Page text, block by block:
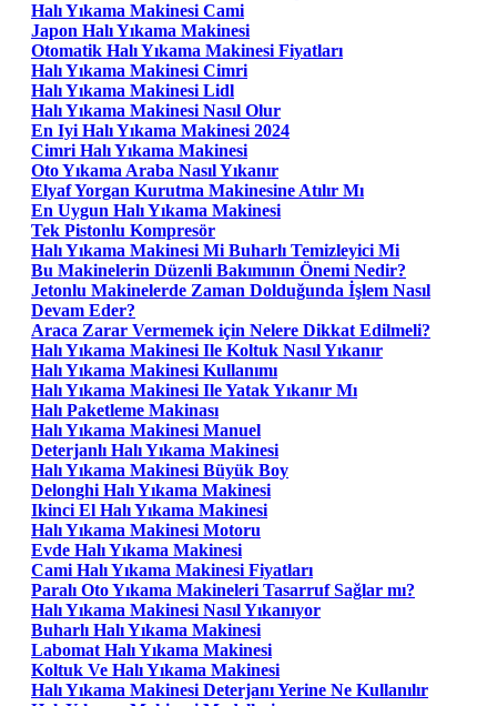
Halı Yıkama Makinesi Cami
Japon Halı Yıkama Makinesi
Otomatik Halı Yıkama Makinesi Fiyatları
Halı Yıkama Makinesi Cimri
Halı Yıkama Makinesi Lidl
Halı Yıkama Makinesi Nasıl Olur
En Iyi Halı Yıkama Makinesi 2024
Cimri Halı Yıkama Makinesi
Oto Yıkama Araba Nasıl Yıkanır
Elyaf Yorgan Kurutma Makinesine Atılır Mı
En Uygun Halı Yıkama Makinesi
Tek Pistonlu Kompresör
Halı Yıkama Makinesi Mi Buharlı Temizleyici Mi
Bu Makinelerin Düzenli Bakımının Önemi Nedir?
Jetonlu Makinelerde Zaman Dolduğunda İşlem Nasıl
Devam Eder?
Araca Zarar Vermemek için Nelere Dikkat Edilmeli?
Halı Yıkama Makinesi Ile Koltuk Nasıl Yıkanır
Halı Yıkama Makinesi Kullanımı
Halı Yıkama Makinesi Ile Yatak Yıkanır Mı
Halı Paketleme Makinası
Halı Yıkama Makinesi Manuel
Deterjanlı Halı Yıkama Makinesi
Halı Yıkama Makinesi Büyük Boy
Delonghi Halı Yıkama Makinesi
Ikinci El Halı Yıkama Makinesi
Halı Yıkama Makinesi Motoru
Evde Halı Yıkama Makinesi
Cami Halı Yıkama Makinesi Fiyatları
Paralı Oto Yıkama Makineleri Tasarruf Sağlar mı?
Halı Yıkama Makinesi Nasıl Yıkanıyor
Buharlı Halı Yıkama Makinesi
Labomat Halı Yıkama Makinesi
Koltuk Ve Halı Yıkama Makinesi
Halı Yıkama Makinesi Deterjanı Yerine Ne Kullanılır